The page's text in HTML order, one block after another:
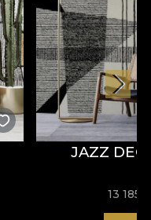
JAZZ
13 185